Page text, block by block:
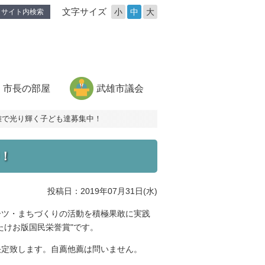
サイト内検索 文字サイズ 小 中 大
市長の部屋 武雄市議会
光り輝く子ども達募集中！
投稿日：2019年07月31日(水)
・まちづくりの活動を積極果敢に実践
お版国民栄誉賞"です。
致します。自薦他薦は問いません。